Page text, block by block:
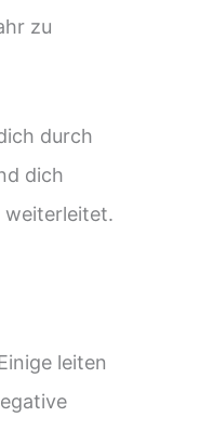
zu
durch
dich
weiterleitet.
leiten